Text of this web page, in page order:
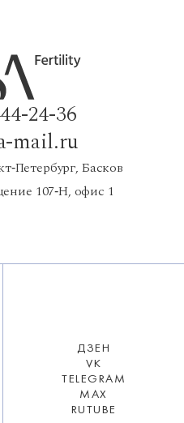
24-36
mail.ru
Басков
107‑Н, офис 1
ДЗЕН
VK
TELEGRAM
MAX
RUTUBE